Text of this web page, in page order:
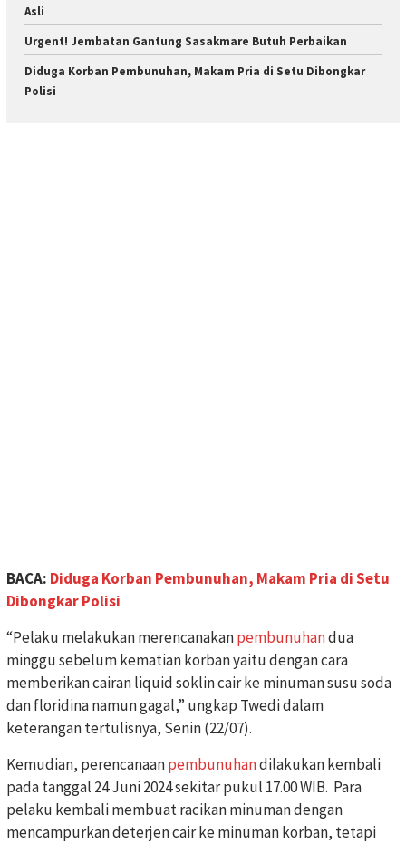
Asli
Urgent! Jembatan Gantung Sasakmare Butuh Perbaikan
Diduga Korban Pembunuhan, Makam Pria di Setu Dibongkar
Polisi
BACA: Diduga Korban Pembunuhan, Makam Pria di Setu
Dibongkar Polisi
“Pelaku melakukan merencanakanpembunuhandua
minggu sebelum kematian korban yaitu dengan cara
memberikan cairan liquid soklin cair ke minuman susu soda
dan floridina namun gagal,” ungkap Twedi dalam
keterangan tertulisnya, Senin (22/07).
Kemudian, perencanaanpembunuhandilakukan kembali
pada tanggal 24 Juni 2024 sekitar pukul 17.00 WIB. Para
pelaku kembali membuat racikan minuman dengan
mencampurkan deterjen cair ke minuman korban, tetapi